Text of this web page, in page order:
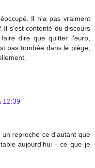
Il n'a pas vraiment
Il s'est contenté du discours
dire que quitter l'euro,
pas tombée dans le piège,
12:39
reproche ce d'autant que
aujourd'hui - ce que je